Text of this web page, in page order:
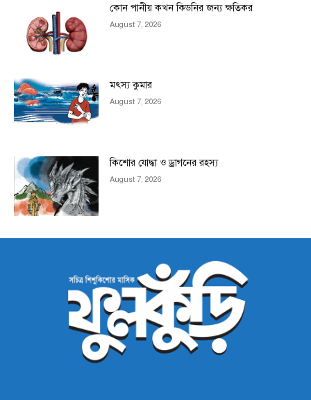
কোন পানীয় কখন কিডনির জন্য ক্ষতিকর
August 7, 2026
মৎস্য কুমার
August 7, 2026
কিশোর যোদ্ধা ও ড্রাগনের রহস্য
August 7, 2026